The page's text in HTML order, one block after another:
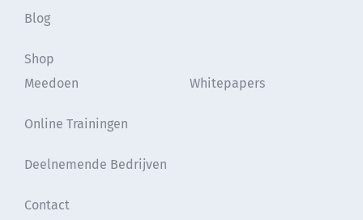
Blog
Shop
Meedoen
Whitepapers
Online Trainingen
Deelnemende Bedrijven
Contact